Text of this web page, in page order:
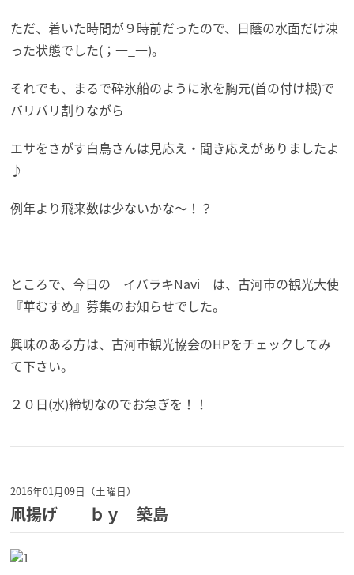
ただ、着いた時間が９時前だったので、日蔭の水面だけ凍
った状態でした(；一_一)。
それでも、まるで砕氷船のように氷を胸元(首の付け根)で
バリバリ割りながら
エサをさがす白鳥さんは見応え・聞き応えがありましたよ
♪
例年より飛来数は少ないかな～！？
ところで、今日の イバラキNavi は、古河市の観光大使
『華むすめ』募集のお知らせでした。
興味のある方は、古河市観光協会のHPをチェックしてみ
て下さい。
２０日(水)締切なのでお急ぎを！！
2016年01月09日（土曜日）
凧揚げ ｂｙ 築島